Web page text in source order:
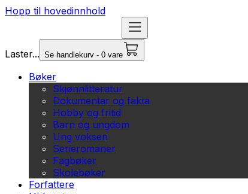
Hopp til hovedinnhold
Laster... Se handlekurv - 0 vare
Bøker
Skjønnlitteratur
Dokumentar og fakta
Hobby og fritid
Barn og ungdom
Ung voksen
Serieromaner
Fagbøker
Skolebøker
Forfattere